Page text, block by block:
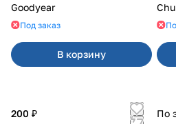
Goodyear
Под заказ
В корзину
200 ₽
По